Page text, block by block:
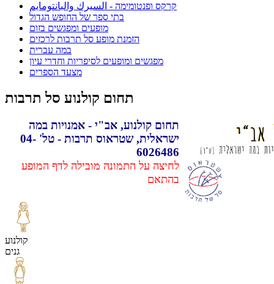
קרקס ופנטומימה - السيرك والبانتومايم
בתי ספר של החופש הגדול
מופעים ומפגשים בזום
הזמנת מופע סל תרבות לרכזים
במה עברית
מפגשים ומופעים לסיפריות וחדרי עיון
מצעד הספרים
תחום קולנוע סל תרבות
תחום קולנוע, אב"י - אמנויות במה
ישראלית, שטראוס תרבות - טל' 04-
6026486
לחיצה על התמונה מובילה לדף המופע
בהתאם
קולנוע
גנים